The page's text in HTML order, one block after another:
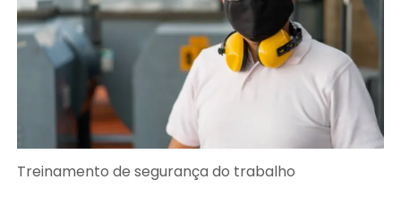
Treinamento de segurança do trabalho